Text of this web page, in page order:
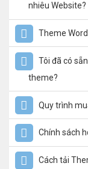
nhiêu Website?
Theme
Tôi đã có
theme?
Quy trình
Chính sách
Cách tải